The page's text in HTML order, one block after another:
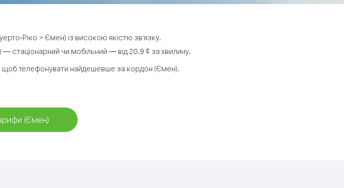
Ріко > Ємен) із високою якістю зв'язку.
чи мобільний — від 20.9 ¢ за хвилину.
щоб телефонувати найдешевше за кордон (Ємен).
(Ємен)